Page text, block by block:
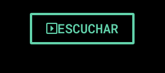
ESCUCHAR